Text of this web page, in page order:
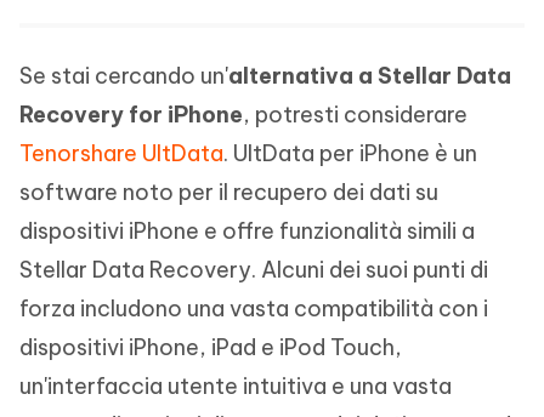
Se stai cercando un'alternativa a Stellar Data
Recovery for iPhone, potresti considerare
Tenorshare UltData. UltData per iPhone è un
software noto per il recupero dei dati su
dispositivi iPhone e offre funzionalità simili a
Stellar Data Recovery. Alcuni dei suoi punti di
forza includono una vasta compatibilità con i
dispositivi iPhone, iPad e iPod Touch,
un'interfaccia utente intuitiva e una vasta